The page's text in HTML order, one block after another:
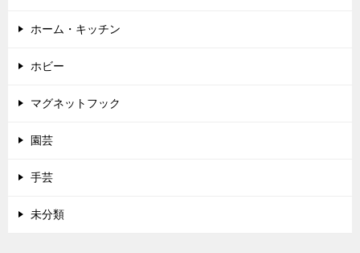
ホーム・キッチン
ホビー
マグネットフック
園芸
手芸
未分類